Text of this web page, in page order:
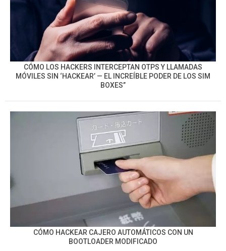
CÓMO LOS HACKERS INTERCEPTAN OTPS Y LLAMADAS
MÓVILES SIN ‘HACKEAR’ — EL INCREÍBLE PODER DE LOS SIM
BOXES”
CÓMO HACKEAR CAJERO AUTOMÁTICOS CON UN
BOOTLOADER MODIFICADO